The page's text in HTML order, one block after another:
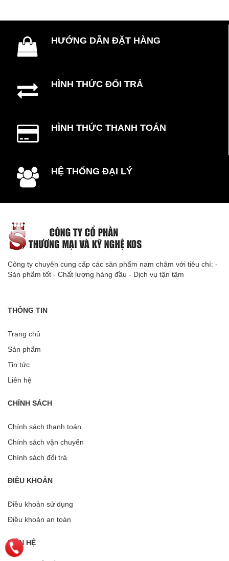
HƯỚNG DẪN ĐẶT HÀNG
HÌNH THỨC ĐỔI TRẢ
HÌNH THỨC THANH TOÁN
HỆ THỐNG ĐẠI LÝ
Công ty chuyên cung cấp các sản phẩm nam châm với tiêu chí: -
Sản phẩm tốt - Chất lượng hàng đầu - Dịch vụ tận tâm
THÔNG TIN
Trang chủ
Sản phẩm
Tin tức
Liên hệ
CHÍNH SÁCH
Chính sách thanh toán
Chính sách vận chuyển
Chính sách đổi trả
ĐIỀU KHOẢN
Điều khoản sử dụng
Điều khoản an toàn
LIÊN HỆ